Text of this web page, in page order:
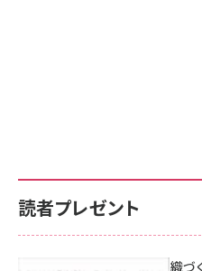
読者プレゼント
成果を生む組織